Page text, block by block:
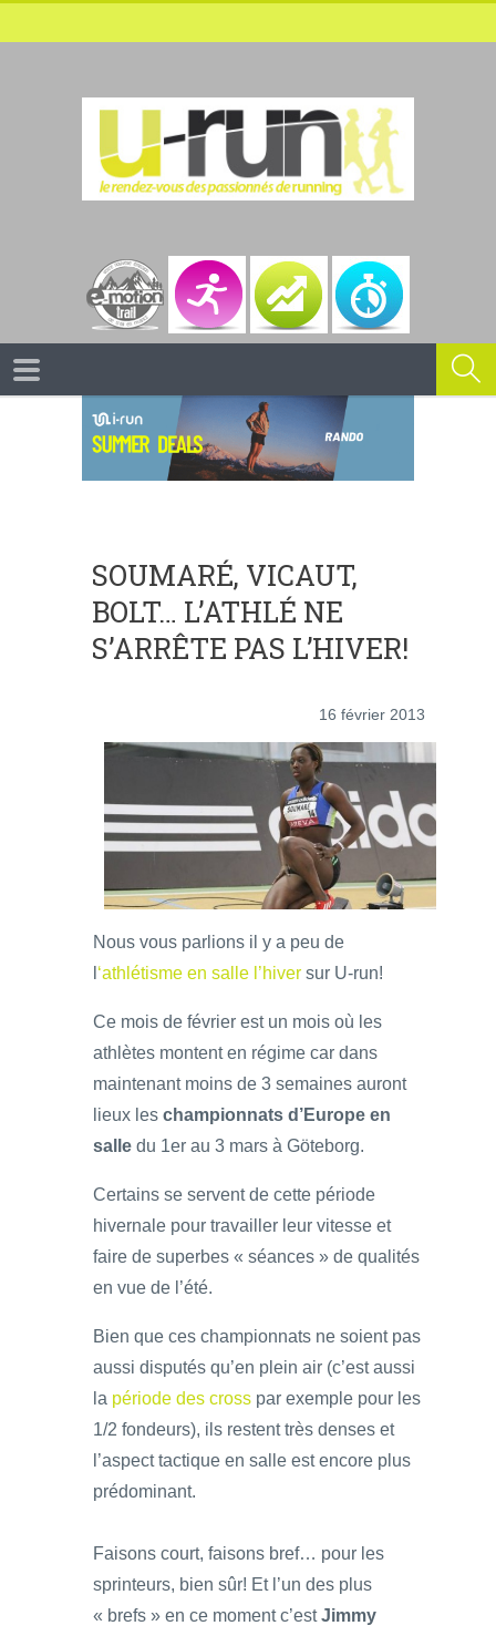
SOUMARÉ, VICAUT,
BOLT… L’ATHLÉ NE
S’ARRÊTE PAS L’HIVER!
16 février 2013
Nous vous parlions il y a peu de
‘athlétisme en salle l’hiver sur U-run!
Ce mois de février est un mois où les
athlètes montent en régime car dans
maintenant moins de 3 semaines auront
lieux les championnats d’Europe en
salle du 1er au 3 mars à Göteborg.
Certains se servent de cette période
hivernale pour travailler leur vitesse et
faire de superbes « séances » de qualités
en vue de l’été.
Bien que ces championnats ne soient pas
aussi disputés qu’en plein air (c’est aussi
la période des cross par exemple pour les
1/2 fondeurs), ils restent très denses et
l’aspect tactique en salle est encore plus
prédominant.
Faisons court, faisons bref… pour les
sprinteurs, bien sûr! Et l’un des plus
« brefs » en ce moment c’estJimmy